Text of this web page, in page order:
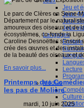
Jeu et
Jeux 4/
Jeux
Jeux
Langages
Ecriture
Humour
Lecture
Médias
Culture
Le parc de Clères en Seine-
Département par le
amoureux des oiseaux et de
écosystèmes, co-fonde la
Caroline Desnoëttes s’inscrit
crée des œuvres et des
de la beauté des oiseaux et
En savoir plus...
Printemps des
les pas de Molière
mardi, 10 juin 2025